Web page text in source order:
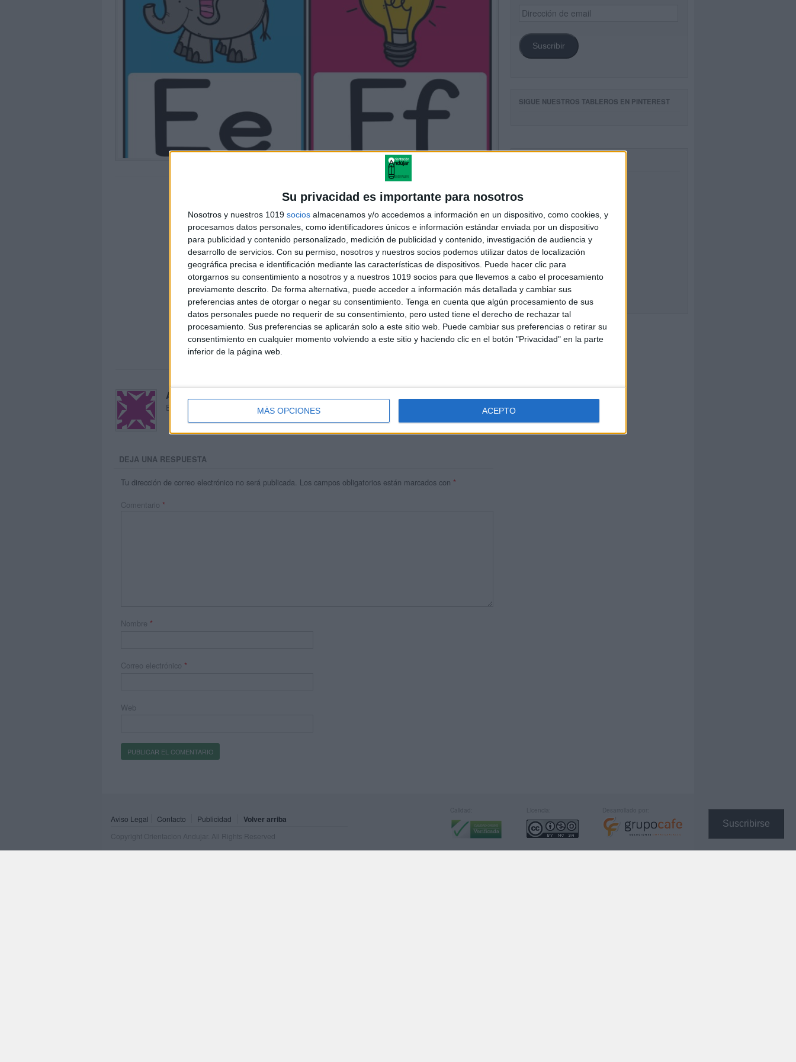
Su privacidad es importante para nosotros
Nosotros y nuestros 1019 socios almacenamos y/o accedemos a información en un dispositivo, como cookies, y
procesamos datos personales, como identificadores únicos e información estándar enviada por un dispositivo
para publicidad y contenido personalizado, medición de publicidad y contenido, investigación de audiencia y
desarrollo de servicios. Con su permiso, nosotros y nuestros socios podemos utilizar datos de localización
geográfica precisa e identificación mediante las características de dispositivos. Puede hacer clic para
otorgarnos su consentimiento a nosotros y a nuestros 1019 socios para que llevemos a cabo el procesamiento
previamente descrito. De forma alternativa, puede acceder a información más detallada y cambiar sus
preferencias antes de otorgar o negar su consentimiento. Tenga en cuenta que algún procesamiento de sus
datos personales puede no requerir de su consentimiento, pero usted tiene el derecho de rechazar tal
procesamiento. Sus preferencias se aplicarán solo a este sitio web. Puede cambiar sus preferencias o retirar su
consentimiento en cualquier momento volviendo a este sitio y haciendo clic en el botón "Privacidad" en la parte
inferior de la página web.
MÁS OPCIONES ACEPTO
Suscribirse
Acerca de María Olivares
El autor no ha proporcionado ninguna información.
DEJA UNA RESPUESTA
Tu dirección de correo electrónico no será publicada. Los campos obligatorios están marcados con *
Comentario *
Nombre *
Correo electrónico *
Web
Dirección
de
Suscribir
SIGUE NUESTROS TABLEROS EN PINTEREST
Aviso Legal Contacto Publicidad Volver arriba